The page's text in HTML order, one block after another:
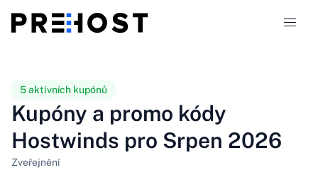
Srovnání
Kupóny 319
5 aktivních kupónů
Kupóny a promo kódy
Hostwinds pro Srpen 2026
Zveřejnění